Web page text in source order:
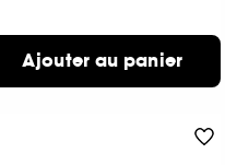
Ajouter au panier